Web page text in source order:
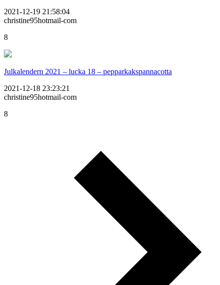
2021-12-19 21:58:04
christine95hotmail-com
8
Julkalendern 2021 – lucka 18 – pepparkakspannacotta
2021-12-18 23:23:21
christine95hotmail-com
8